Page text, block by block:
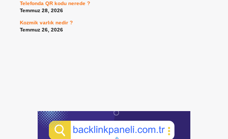
Telefonda QR kodu nerede ?
Temmuz 28, 2026
Kozmik varlık nedir ?
Temmuz 26, 2026